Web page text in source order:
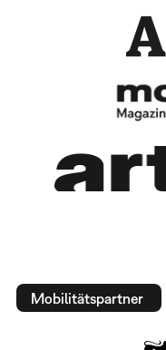
Mobilitätspartner